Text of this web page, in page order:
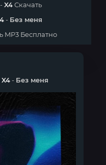
-X4Скачать
- Без меня
MP3 Бесплатно
X4- Без меня